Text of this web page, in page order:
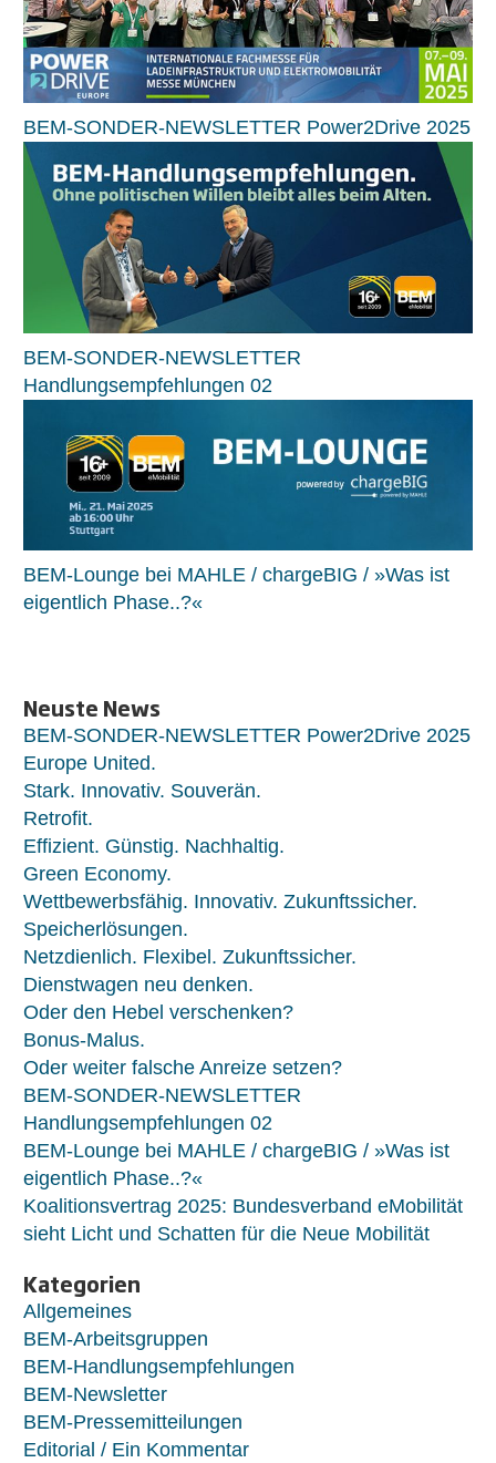
BEM-SONDER-NEWSLETTER Power2Drive 2025
BEM-SONDER-NEWSLETTER
Handlungsempfehlungen 02
BEM-Lounge bei MAHLE / chargeBIG / »Was ist
eigentlich Phase..?«
Neuste News
BEM-SONDER-NEWSLETTER Power2Drive 2025
Europe United.
Stark. Innovativ. Souverän.
Retrofit.
Effizient. Günstig. Nachhaltig.
Green Economy.
Wettbewerbsfähig. Innovativ. Zukunftssicher.
Speicherlösungen.
Netzdienlich. Flexibel. Zukunftssicher.
Dienstwagen neu denken.
Oder den Hebel verschenken?
Bonus-Malus.
Oder weiter falsche Anreize setzen?
BEM-SONDER-NEWSLETTER
Handlungsempfehlungen 02
BEM-Lounge bei MAHLE / chargeBIG / »Was ist
eigentlich Phase..?«
Koalitionsvertrag 2025: Bundesverband eMobilität
sieht Licht und Schatten für die Neue Mobilität
Kategorien
Allgemeines
BEM-Arbeitsgruppen
BEM-Handlungsempfehlungen
BEM-Newsletter
BEM-Pressemitteilungen
Editorial / Ein Kommentar